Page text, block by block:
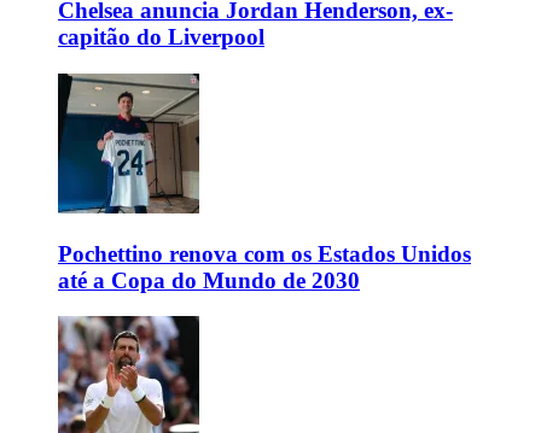
Chelsea anuncia Jordan Henderson, ex-
capitão do Liverpool
Pochettino renova com os Estados Unidos
até a Copa do Mundo de 2030